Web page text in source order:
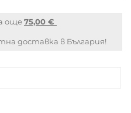
още75,00 €
доставка в България!